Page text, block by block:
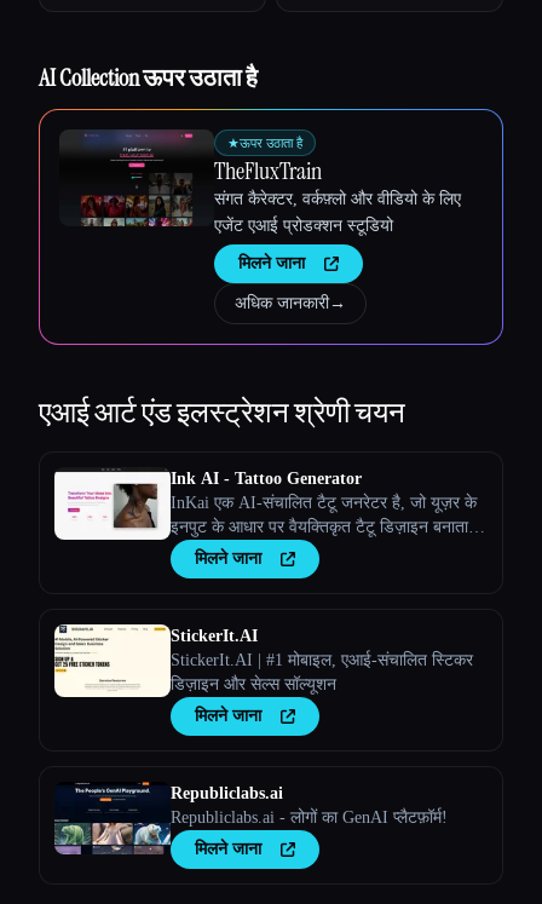
AI Collection ऊपर उठाता है
★ऊपर उठाता है
TheFluxTrain
संगत कैरेक्टर, वर्कफ़्लो और वीडियो के लिए
एजेंट एआई प्रोडक्शन स्टूडियो
मिलने जाना
अधिक जानकारी→
एआई आर्ट एंड इलस्ट्रेशनश्रेणी चयन
Ink AI - Tattoo Generator
InKai एक AI-संचालित टैटू जनरेटर है, जो यूज़र के
इनपुट के आधार पर वैयक्तिकृत टैटू डिज़ाइन बनाता
है।
मिलने जाना
StickerIt.AI
StickerIt.AI | #1 मोबाइल, एआई-संचालित स्टिकर
डिज़ाइन और सेल्स सॉल्यूशन
मिलने जाना
Republiclabs.ai
Republiclabs.ai - लोगों का GenAI प्लैटफ़ॉर्म!
मिलने जाना